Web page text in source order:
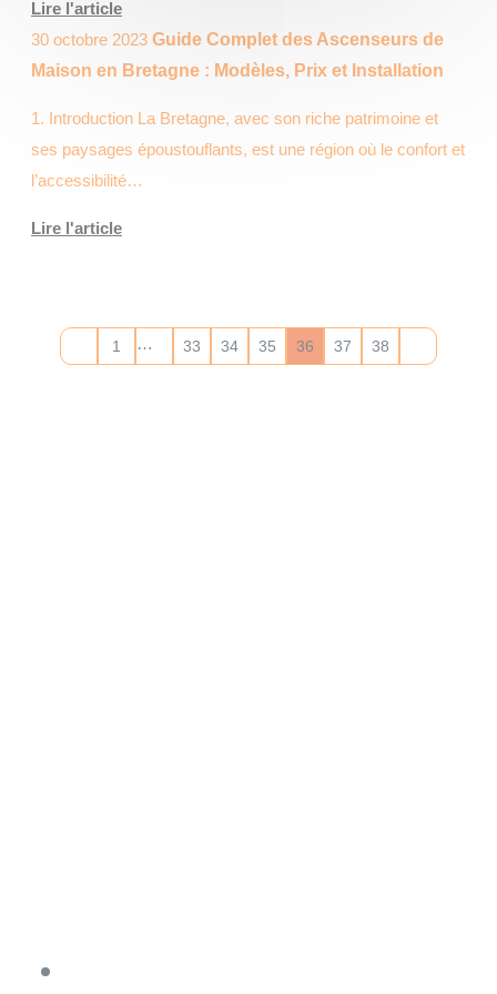
Lire l'article
30 octobre 2023 Guide Complet des Ascenseurs de
Maison en Bretagne : Modèles, Prix et Installation
1. Introduction La Bretagne, avec son riche patrimoine et
ses paysages époustouflants, est une région où le confort et
l’accessibilité…
Lire l'article
1 … 33 34 35 36 37 38